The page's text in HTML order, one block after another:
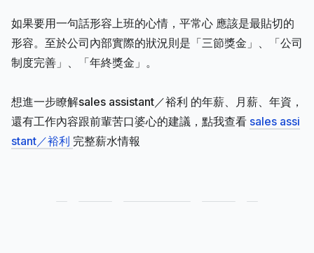
如果要用一句話形容上班的心情，平常心 應該是最貼切的
形容。至於公司內部實際的狀況則是「三節獎金」、「公司
制度完善」、「年終獎金」。
想進一步瞭解sales assistant／裕利 的年薪、月薪、年資，
還有工作內容跟前輩苦口婆心的建議，點我查看 sales assi
stant／裕利 完整薪水情報